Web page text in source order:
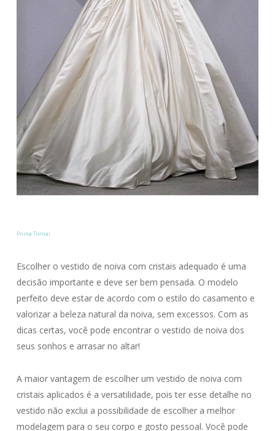
Pnina Tornai
Escolher o vestido de noiva com cristais adequado é uma
decisão importante e deve ser bem pensada. O modelo
perfeito deve estar de acordo com o estilo do casamento e
valorizar a beleza natural da noiva, sem excessos. Com as
dicas certas, você pode encontrar o vestido de noiva dos
seus sonhos e arrasar no altar!
A maior vantagem de escolher um vestido de noiva com
cristais aplicados é a versatilidade, pois ter esse detalhe no
vestido não exclui a possibilidade de escolher a melhor
modelagem para o seu corpo e gosto pessoal. Você pode